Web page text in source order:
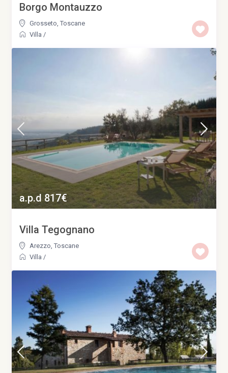
Borgo Montauzzo
Grosseto ,Toscane
Villa /
a.p.d 817€
Villa Tegognano
Arezzo,Toscane
Villa /